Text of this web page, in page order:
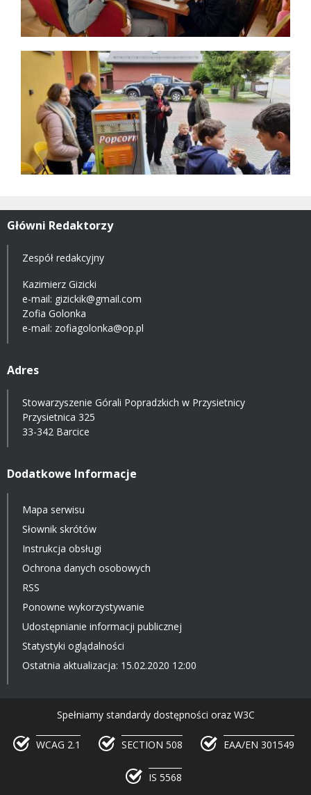
Główni Redaktorzy
Zespół redakcyjny
Kazimierz Gizicki
e-mail: gizickik@gmail.com
Zofia Golonka
e-mail: zofiagolonka@op.pl
Adres
Stowarzyszenie Górali Popradzkich w Przysietnicy
Przysietnica 325
33-342 Barcice
Dodatkowe Informacje
Mapa serwisu
Słownik skrótów
Instrukcja obsługi
Ochrona danych osobowych
RSS
Ponowne wykorzystywanie
Udostępnianie informacji publicznej
Statystyki oglądalności
Ostatnia aktualizacja: 15.02.2020 12:00
Spełniamy standardy dostępności oraz W3C
WCAG 2.1 SECTION 508 EAA/EN 301549
IS 5568